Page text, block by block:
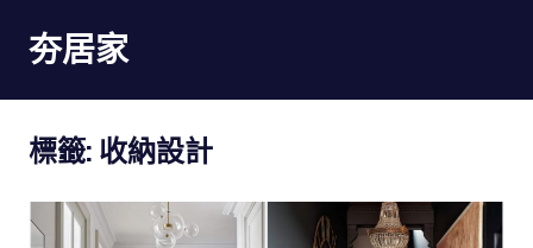
夯居家
家
標籤: 收納設計